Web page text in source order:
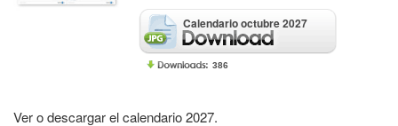
Calendario octubre 2027
386
Ver o descargar el calendario 2027.